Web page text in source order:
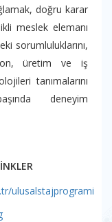
doğru karar
meslek elemanı
sorumluluklarını,
üretim ve iş
tanımalarını
deneyim
ulusalstajprogrami